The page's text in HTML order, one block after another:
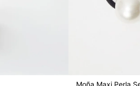
Moña Maxi Perla